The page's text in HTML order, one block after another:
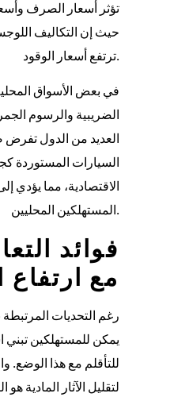
تؤثر أسعار الصرف
حيث إن التكاليف
في بعض الأسواق
الضريبية والرسوم
العديد من الدول
السيارات المستوردة
الاقتصادية، مما يؤدي
المستهلكين المحليين.
فوائد
مع ارتفاع
رغم التحديات المرتبطة
يمكن للمستهلكين تبني
للتأقلم مع هذا
لتقليل الآثار المادية